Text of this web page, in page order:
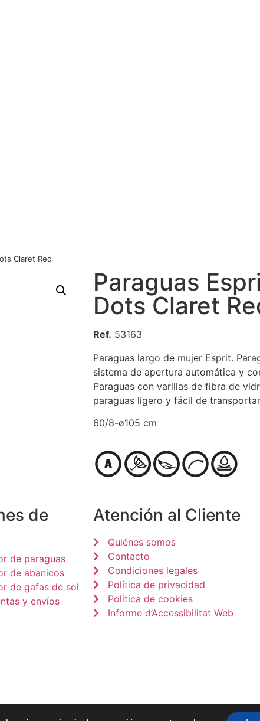
Claret Red
Paraguas
Dots Claret
Ref. 53163
Paraguas largo de mujer Esprit.
sistema de apertura automática y
Paraguas con varillas de fibra de
paraguas ligero y fácil de
60/8-ø105 cm
de
de paraguas
de abanicos
de gafas de sol
y envíos
Atención al Cliente
Quiénes somos
Contacto
Condiciones legales
Política de privacidad
Política de cookies
Informe d’Accessibilitat Web